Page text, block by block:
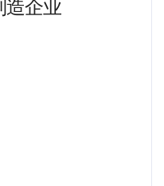
造企业